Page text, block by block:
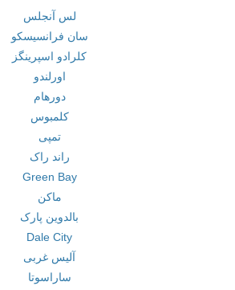
لس آنجلس
سان فرانسیسکو
کلرادو اسپرینگز
اورلندو
دورهام
کلمبوس
تمپی
راند راک
Green Bay
ماکن
بالدوین پارک
Dale City
آلیس غربی
ساراسوتا